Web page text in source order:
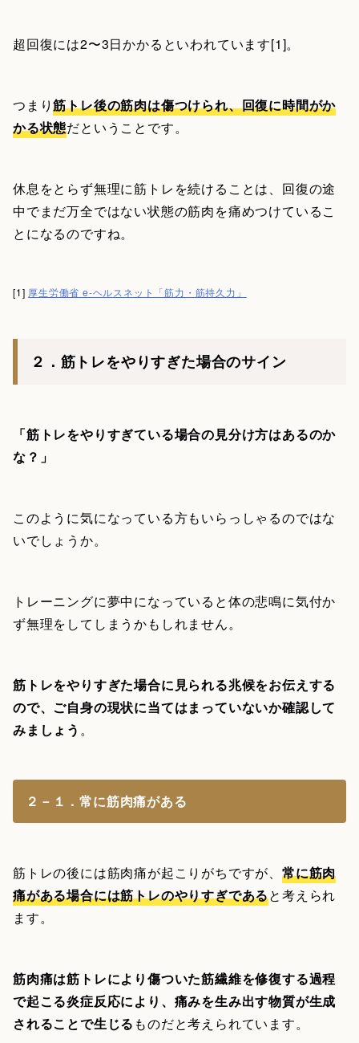
超回復には2〜3日かかるといわれています[1]。
つまり筋トレ後の筋肉は傷つけられ、回復に時間がか
かる状態だということです。
休息をとらず無理に筋トレを続けることは、回復の途
中でまだ万全ではない状態の筋肉を痛めつけているこ
とになるのですね。
[1] 厚生労働省 e-ヘルスネット「筋力・筋持久力」
２．筋トレをやりすぎた場合のサイン
「筋トレをやりすぎている場合の見分け方はあるのか
な？」
このように気になっている方もいらっしゃるのではな
いでしょうか。
トレーニングに夢中になっていると体の悲鳴に気付か
ず無理をしてしまうかもしれません。
筋トレをやりすぎた場合に見られる兆候をお伝えする
ので、ご自身の現状に当てはまっていないか確認して
みましょう 。
２－１．常に筋肉痛がある
筋トレの後には筋肉痛が起こりがちですが、 常に筋肉
痛がある場合には筋トレのやりすぎであると考えられ
ます。
筋肉痛は筋トレにより傷ついた筋繊維を修復する過程
で起こる炎症反応により、痛みを生み出す物質が生成
されることで生じる ものだと考えられています。